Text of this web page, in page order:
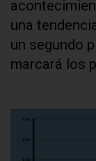
una
un segundo
marcará los